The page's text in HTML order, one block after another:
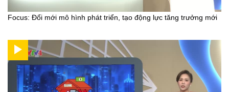
Focus: Đổi mới mô hình phát triển, tạo động lực tăng trưởng mới